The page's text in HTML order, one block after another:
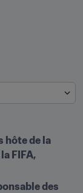
hôte de la
FIFA,
des